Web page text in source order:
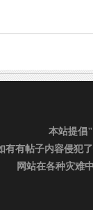
本站提倡
有有帖子内容侵犯
网站在各种灾难